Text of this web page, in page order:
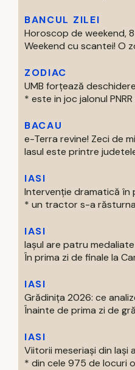
BANCUL ZILEI
Horoscop de weekend,
Weekend cu scantei! O
ZODIAC
UMB forțează
* este in joc jalonul
BACAU
e-Terra revine! Zeci de
Iasul este printre
IASI
Intervenție dramatică în
* un tractor s-a
IASI
Iaşul are patru
În prima zi de finale la
IASI
Grădinița 2026: ce
Înainte de prima zi de
IASI
Viitorii meseriași din
* din cele 975 de locuri